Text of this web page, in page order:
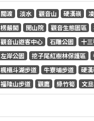
關渡 淡水 觀音山 硬漢嶺
楞嚴閣
開山院 觀音生態園區
觀音山遊客中心
石雕公園 十
左岸公園
挖子尾紅樹林保護區
楓櫃斗湖步道
牛寮埔步道 硬
福隆山步道
觀鷹 綠竹筍 文